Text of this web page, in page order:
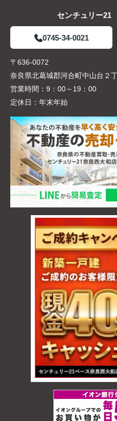
センチュリー21
0745-34-0021
〒636-0072
奈良県北葛城郡河合町中山台２
営業時間： 9：00～19：00
定休日： 年末年始